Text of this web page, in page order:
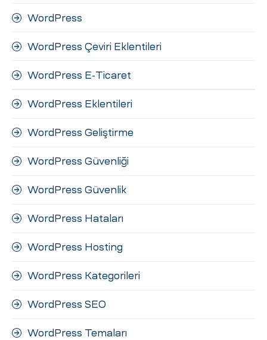
WordPress
WordPress Çeviri Eklentileri
WordPress E-Ticaret
WordPress Eklentileri
WordPress Geliştirme
WordPress Güvenliği
WordPress Güvenlik
WordPress Hataları
WordPress Hosting
WordPress Kategorileri
WordPress SEO
WordPress Temaları